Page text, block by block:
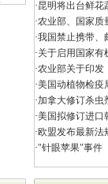
·昆明将出台鲜
·农业部、国家
·我国禁止携带
·关于启用国家
·农业部关于印
·美国动植物检
·加拿大修订杀
·美国拟修订进
·欧盟发布最新
·"针眼苹果"事件